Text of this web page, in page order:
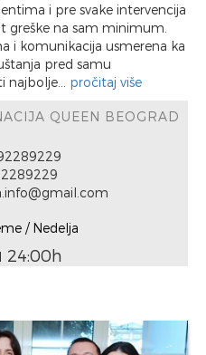
i pre svake intervencija
greške na sam minimum.
i komunikacija usmerena ka
pred samu
najbolje... pročitaj više
QUEEN BEOGRAD
/ Nedelja
24:00h